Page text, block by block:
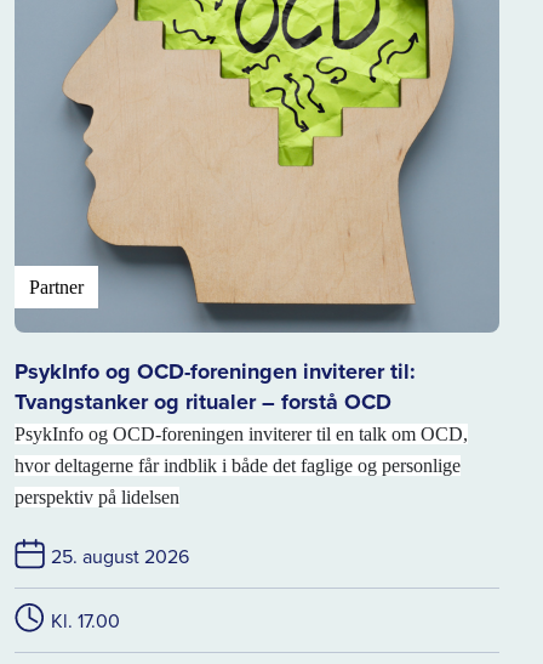
Partner
PsykInfo og OCD-foreningen inviterer til:
Tvangstanker og ritualer – forstå OCD
PsykInfo og OCD-foreningen inviterer til en talk om OCD,
hvor deltagerne får indblik i både det faglige og personlige
perspektiv på lidelsen
25. august 2026
Kl. 17.00